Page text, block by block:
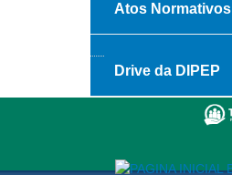
Atos Normativos
Drive da DIPEP